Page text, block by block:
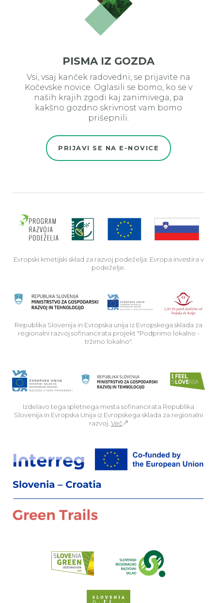
PISMA IZ GOZDA
Vsi, vsaj kanček radovedni, se prijavite na
Kočevske novice. Oglasili se bomo, ko se v
naših krajih zgodi kaj zanimivega, pa
kakšno gozdno skrivnost vam bomo
prišepnili.
PRIJAVI SE NA E-NOVICE
Evropski kmetijski sklad za razvoj podeželja: Evropa investira v
podeželje.
Republika Slovenija in Evropska unija iz Evropskega sklada za
regionalni razvoj sofinancirata projekt "Podprimo lokalno -
tržimo lokalno".
Izdelavo tega spletnega mesta sofinancirata Republika
Slovenija in Evropska Unija iz Evropskega sklada za regionalni
razvoj. Več